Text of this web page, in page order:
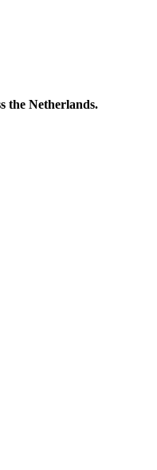
the Netherlands.